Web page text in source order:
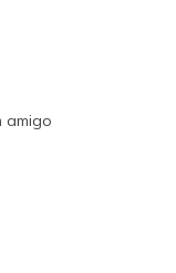
amigo